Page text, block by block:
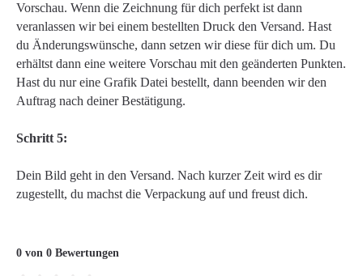
Vorschau. Wenn die Zeichnung für dich perfekt ist dann
veranlassen wir bei einem bestellten Druck den Versand. Hast
du Änderungswünsche, dann setzen wir diese für dich um. Du
erhältst dann eine weitere Vorschau mit den geänderten Punkten.
Hast du nur eine Grafik Datei bestellt, dann beenden wir den
Auftrag nach deiner Bestätigung.
Schritt 5:
Dein Bild geht in den Versand. Nach kurzer Zeit wird es dir
zugestellt, du machst die Verpackung auf und freust dich.
0 von 0 Bewertungen